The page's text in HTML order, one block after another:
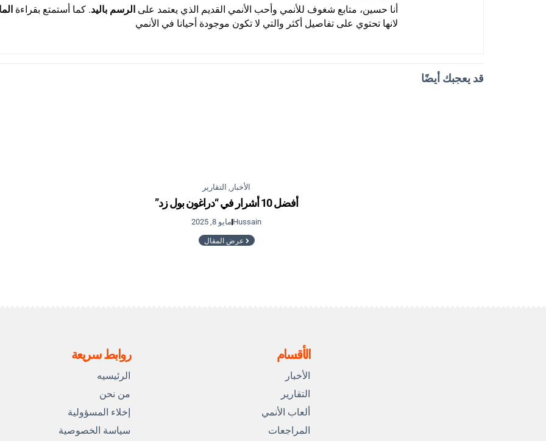
أنا حسين، متابع شغوف للأنمي وأحب الأنمي القديم الذي يعتمد على الرسم باليد. كما أستمتع بقراءة
لانها تحتوي على تفاصيل أكثر والتي لا تكون موجودة أحيانا في الأنمي
قد يعجبك أيضًا
الأخبار , التقارير
أفضل 10 أشرار في “دراغون بول زد”
Hussain مايو 8, 2025
عرض المقال
الأقسام
الأخبار
التقارير
ألعاب الأنمي
المراجعات
روابط سريعة
الرئيسيه
من نحن
إخلاء المسؤولية
سياسة الخصوصية